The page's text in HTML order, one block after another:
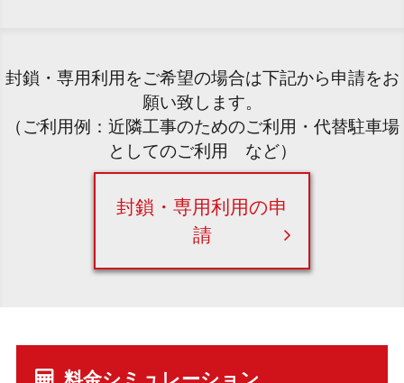
封鎖・専用利用をご希望の場合は下記から申請をお
願い致します。
（ご利用例：近隣工事のためのご利用・代替駐車場
としてのご利用 など）
封鎖・専用利用の申
請
料金シミュレーション